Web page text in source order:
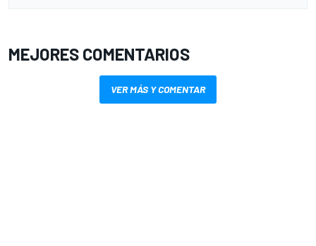
MEJORES COMENTARIOS
VER MÁS Y COMENTAR